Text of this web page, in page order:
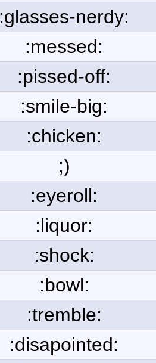
:glasses-nerdy:
:messed:
:pissed-off:
:smile-big:
:chicken:
;)
:eyeroll:
:liquor:
:shock:
:bowl:
:tremble:
:disapointed: